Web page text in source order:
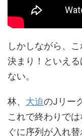
しかしながら、
決まり！といえ
ない。
林、 大迫のJリー
これで終わりで
ぐに序列が入れ